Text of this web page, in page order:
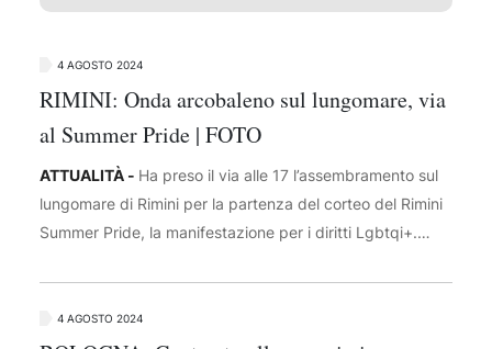
4 AGOSTO 2024
RIMINI: Onda arcobaleno sul lungomare, via
al Summer Pride | FOTO
ATTUALITÀ - Ha preso il via alle 17 l’assembramento sul
lungomare di Rimini per la partenza del corteo del Rimini
Summer Pride, la manifestazione per i diritti Lgbtqi+.
Partito democratico Elly Shlein, il dem Alessandro Zan, il
candidato del centrosinistra alla regione Emilia-Romagna
4 AGOSTO 2024